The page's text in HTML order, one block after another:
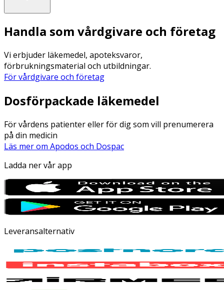
Handla som vårdgivare och företag
Vi erbjuder läkemedel, apoteksvaror,
förbrukningsmaterial och utbildningar.
För vårdgivare och företag
Dosförpackade läkemedel
För vårdens patienter eller för dig som vill prenumerera
på din medicin
Läs mer om Apodos och Dospac
Ladda ner vår app
Leveransalternativ